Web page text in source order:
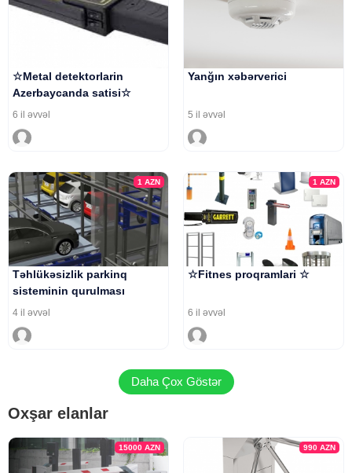
☆Metal detektorlarin
Azerbaycanda satisi☆
6 il əvvəl
Yanğın xəbərverici
5 il əvvəl
1AZN
Təhlükəsizlik parkinq
sisteminin qurulması
4 il əvvəl
1 AZN
☆Fitnes proqramlari ☆
6 il əvvəl
Daha Çox Göstər
Oxşar elanlar
15000AZN 990 AZN